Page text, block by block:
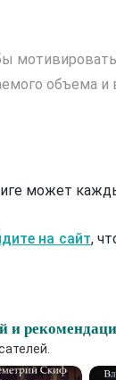
мотивировать
объема и
может
на сайт,
и